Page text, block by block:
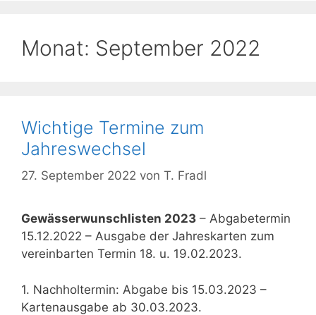
Monat: September 2022
Wichtige Termine zum
Jahreswechsel
27. September 2022 von T. Fradl
Gewässerwunschlisten 2023 – Abgabetermin
15.12.2022 – Ausgabe der Jahreskarten zum
vereinbarten Termin 18. u. 19.02.2023.
1. Nachholtermin: Abgabe bis 15.03.2023 –
Kartenausgabe ab 30.03.2023.